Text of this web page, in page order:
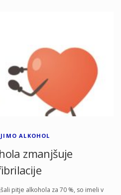
ALKOHOL
zmanjšuje
pitje alkohola za 70 %, so imeli v